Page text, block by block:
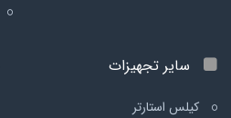
سایر تجهیزات
کیلس استارتر